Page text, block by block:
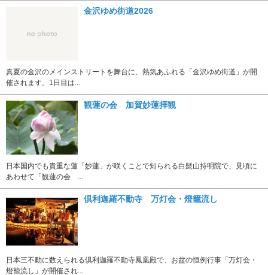
金沢ゆめ街道2026
真夏の金沢のメインストリートを舞台に、熱気あふれる「金沢ゆめ街道」が開
催されます。1日目は...
観蓮の会 加賀妙蓮拝観
日本国内でも貴重な蓮「妙蓮」が咲くことで知られる白髭山持明院で、見頃に
あわせて「観蓮の会 ...
倶利迦羅不動寺 万灯会・燈籠流し
日本三不動に数えられる倶利迦羅不動寺鳳凰殿で、お盆の恒例行事「万灯会・
燈籠流し」が開催され...